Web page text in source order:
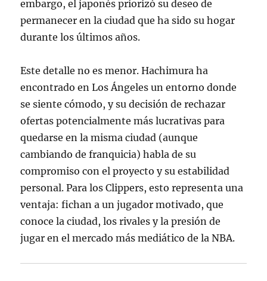
embargo, el japonés priorizó su deseo de
permanecer en la ciudad que ha sido su hogar
durante los últimos años.
Este detalle no es menor. Hachimura ha
encontrado en Los Ángeles un entorno donde
se siente cómodo, y su decisión de rechazar
ofertas potencialmente más lucrativas para
quedarse en la misma ciudad (aunque
cambiando de franquicia) habla de su
compromiso con el proyecto y su estabilidad
personal. Para los Clippers, esto representa una
ventaja: fichan a un jugador motivado, que
conoce la ciudad, los rivales y la presión de
jugar en el mercado más mediático de la NBA.